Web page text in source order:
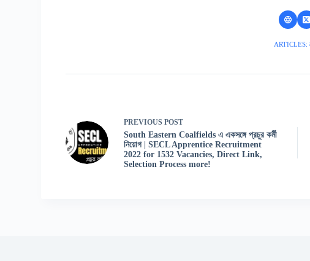
ARTICLES:
PREVIOUSPOST
South Eastern Coalfields এ একসঙ্গে প্রচুর কর্মী
নিয়োগ | SECL Apprentice Recruitment
2022 for 1532 Vacancies, Direct Link,
Selection Process more!